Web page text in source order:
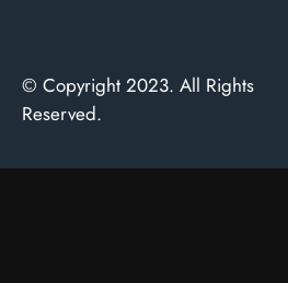
© Copyright 2023. All Rights
Reserved.